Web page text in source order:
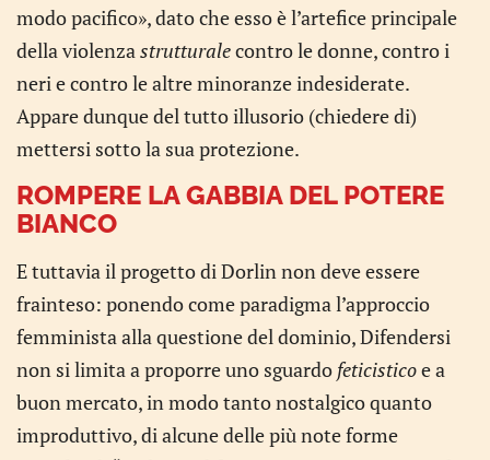
modo pacifico», dato che esso è l’artefice principale
della violenza strutturalecontro le donne, contro i
neri e contro le altre minoranze indesiderate.
Appare dunque del tutto illusorio (chiedere di)
mettersi sotto la sua protezione.
ROMPERE LA GABBIA DEL POTERE
BIANCO
E tuttavia il progetto di Dorlin non deve essere
frainteso: ponendo come paradigma l’approccio
femminista alla questione del dominio, Difendersi
non si limita a proporre uno sguardo feticisticoe a
buon mercato, in modo tanto nostalgico quanto
improduttivo, di alcune delle più note forme